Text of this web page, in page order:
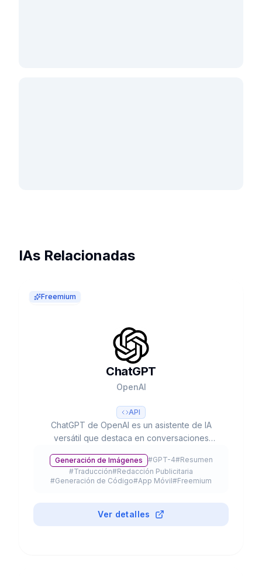
IAs Relacionadas
Freemium
ChatGPT
OpenAI
API
ChatGPT de OpenAI es un asistente de IA
versátil que destaca en conversaciones
de problemas complejos. Con sus capacidades
multimodales avanzadas, procesa texto, voz e
Generación de Imágenes #GPT-4#Resumen
#Traducción#Redacción Publicitaria
#Generación de Código#App Móvil#Freemium
Ver detalles